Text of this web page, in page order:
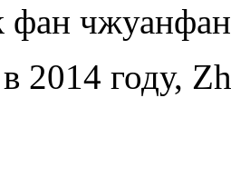
фан
2014 году,